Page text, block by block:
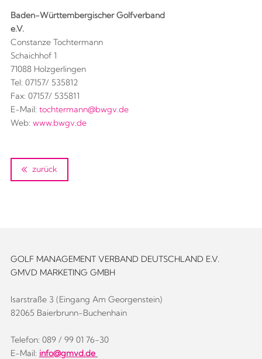
Baden-Württembergischer Golfverband
e.V.
Constanze Tochtermann
Schaichhof 1
71088 Holzgerlingen
Tel: 07157/ 535812
Fax: 07157/ 535811
E-Mail: tochtermann@bwgv.de
Web: www.bwgv.de
zurück
GOLF MANAGEMENT VERBAND DEUTSCHLAND E.V.
GMVD MARKETING GMBH
Isarstraße 3 (Eingang Am Georgenstein)
82065 Baierbrunn-Buchenhain
Telefon: 089 / 99 01 76-30
E-Mail: info@gmvd.de